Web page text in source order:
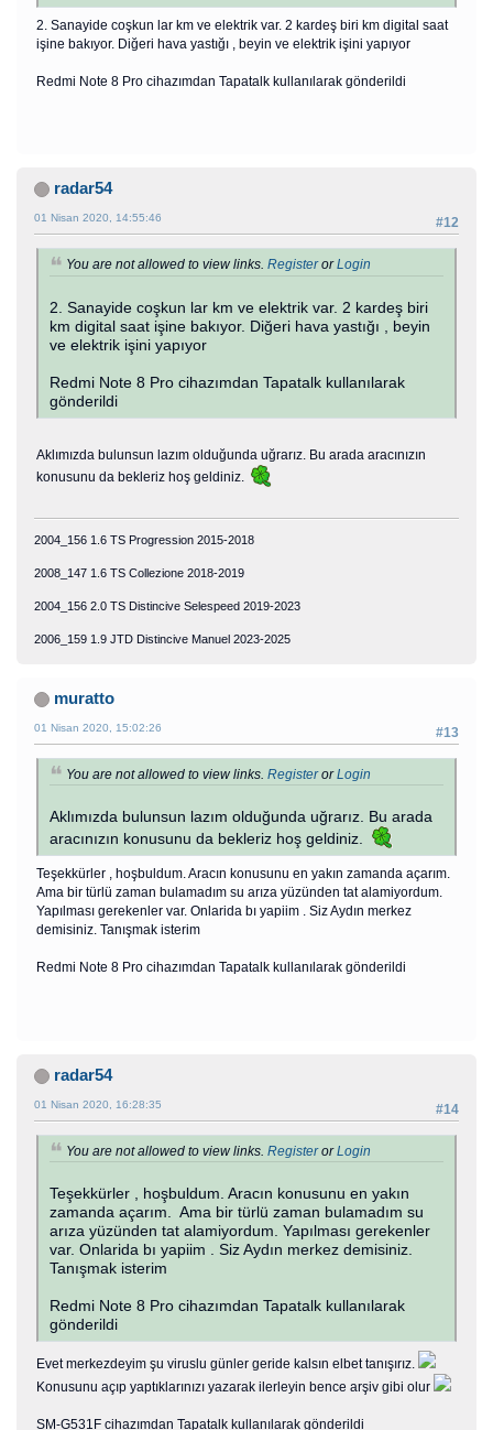
2. Sanayide coşkun lar km ve elektrik var. 2 kardeş biri km digital saat
işine bakıyor. Diğeri hava yastığı , beyin ve elektrik işini yapıyor
Redmi Note 8 Pro cihazımdan Tapatalk kullanılarak gönderildi
radar54
#12
01 Nisan 2020, 14:55:46
You are not allowed to view links. RegisterorLogin
2. Sanayide coşkun lar km ve elektrik var. 2 kardeş biri
km digital saat işine bakıyor. Diğeri hava yastığı , beyin
ve elektrik işini yapıyor
Redmi Note 8 Pro cihazımdan Tapatalk kullanılarak
gönderildi
Aklımızda bulunsun lazım olduğunda uğrarız. Bu arada aracınızın
konusunu da bekleriz hoş geldiniz.
2004_156 1.6 TS Progression 2015-2018
2008_147 1.6 TS Collezione 2018-2019
2004_156 2.0 TS Distincive Selespeed 2019-2023
2006_159 1.9 JTD Distincive Manuel 2023-2025
muratto
#13
01 Nisan 2020, 15:02:26
You are not allowed to view links. RegisterorLogin
Aklımızda bulunsun lazım olduğunda uğrarız. Bu arada
aracınızın konusunu da bekleriz hoş geldiniz.
Teşekkürler , hoşbuldum. Aracın konusunu en yakın zamanda açarım.
Ama bir türlü zaman bulamadım su arıza yüzünden tat alamiyordum.
Yapılması gerekenler var. Onlarida bı yapiim . Siz Aydın merkez
demisiniz. Tanışmak isterim
Redmi Note 8 Pro cihazımdan Tapatalk kullanılarak gönderildi
radar54
#14
01 Nisan 2020, 16:28:35
You are not allowed to view links. RegisterorLogin
Teşekkürler , hoşbuldum. Aracın konusunu en yakın
zamanda açarım. Ama bir türlü zaman bulamadım su
arıza yüzünden tat alamiyordum. Yapılması gerekenler
var. Onlarida bı yapiim . Siz Aydın merkez demisiniz.
Tanışmak isterim
Redmi Note 8 Pro cihazımdan Tapatalk kullanılarak
gönderildi
Evet merkezdeyim şu viruslu günler geride kalsın elbet tanışırız.
Konusunu açıp yaptıklarınızı yazarak ilerleyin bence arşiv gibi olur
SM-G531F cihazımdan Tapatalk kullanılarak gönderildi